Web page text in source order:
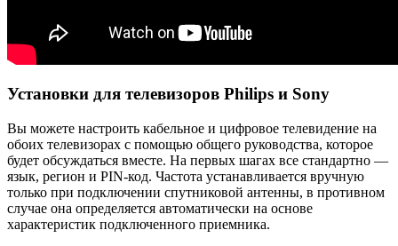
Установки для телевизоров Philips и Sony
Вы можете настроить кабельное и цифровое телевидение на
обоих телевизорах с помощью общего руководства, которое
будет обсуждаться вместе. На первых шагах все стандартно —
язык, регион и PIN-код. Частота устанавливается вручную
только при подключении спутниковой антенны, в противном
случае она определяется автоматически на основе
характеристик подключенного приемника.